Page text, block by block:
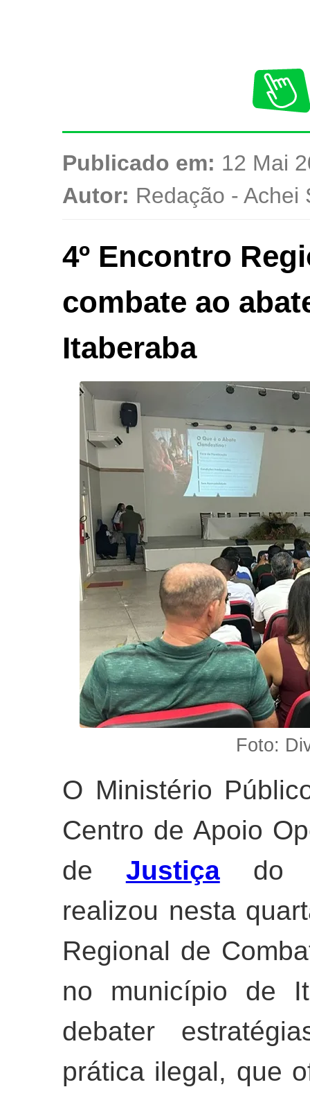
Publicado em: 12 Mai
Autor: Redação - Achei
4º Encontro
combate ao
Itaberaba
Foto:
O Ministério
Centro de Apoio
de Justiçado
realizou nesta
Regional de
no município de
debater
prática ilegal, que